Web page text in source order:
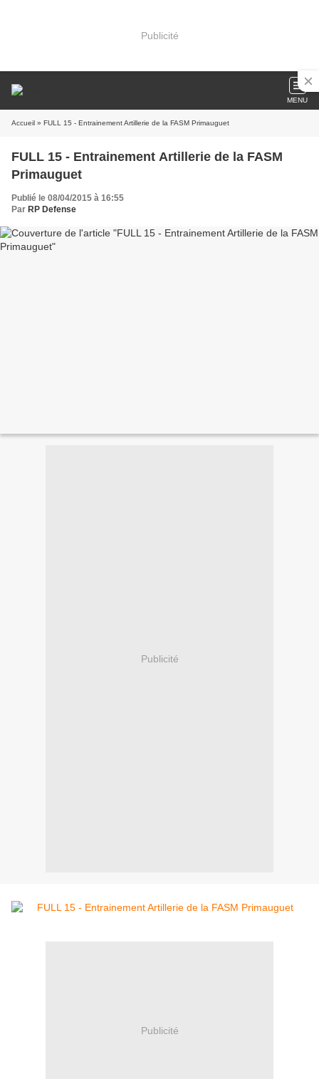
Publicité
MENU
Accueil » FULL 15 - Entrainement Artillerie de la FASM Primauguet
FULL 15 - Entrainement Artillerie de la FASM
Primauguet
Publié le 08/04/2015 à 16:55
Par RP Defense
Publicité
Publicité